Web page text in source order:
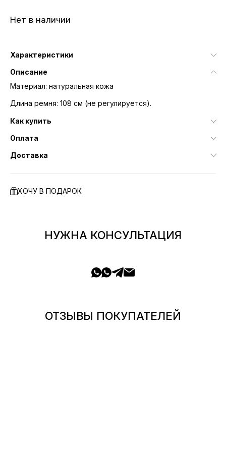
Нет в наличии
Характеристики
Описание
Материал: натуральная кожа
Длина ремня: 108 см (не регулируется).
Как купить
Оплата
Доставка
ХОЧУ В ПОДАРОК
НУЖНА КОНСУЛЬТАЦИЯ
ОТЗЫВЫ ПОКУПАТЕЛЕЙ